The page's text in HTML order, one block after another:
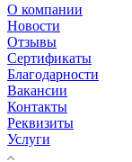
О компании
Новости
Отзывы
Сертификаты
Благодарности
Вакансии
Контакты
Реквизиты
Услуги